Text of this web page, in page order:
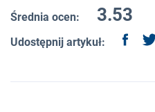
Średnia ocen: 3.53
Udostępnij artykuł: